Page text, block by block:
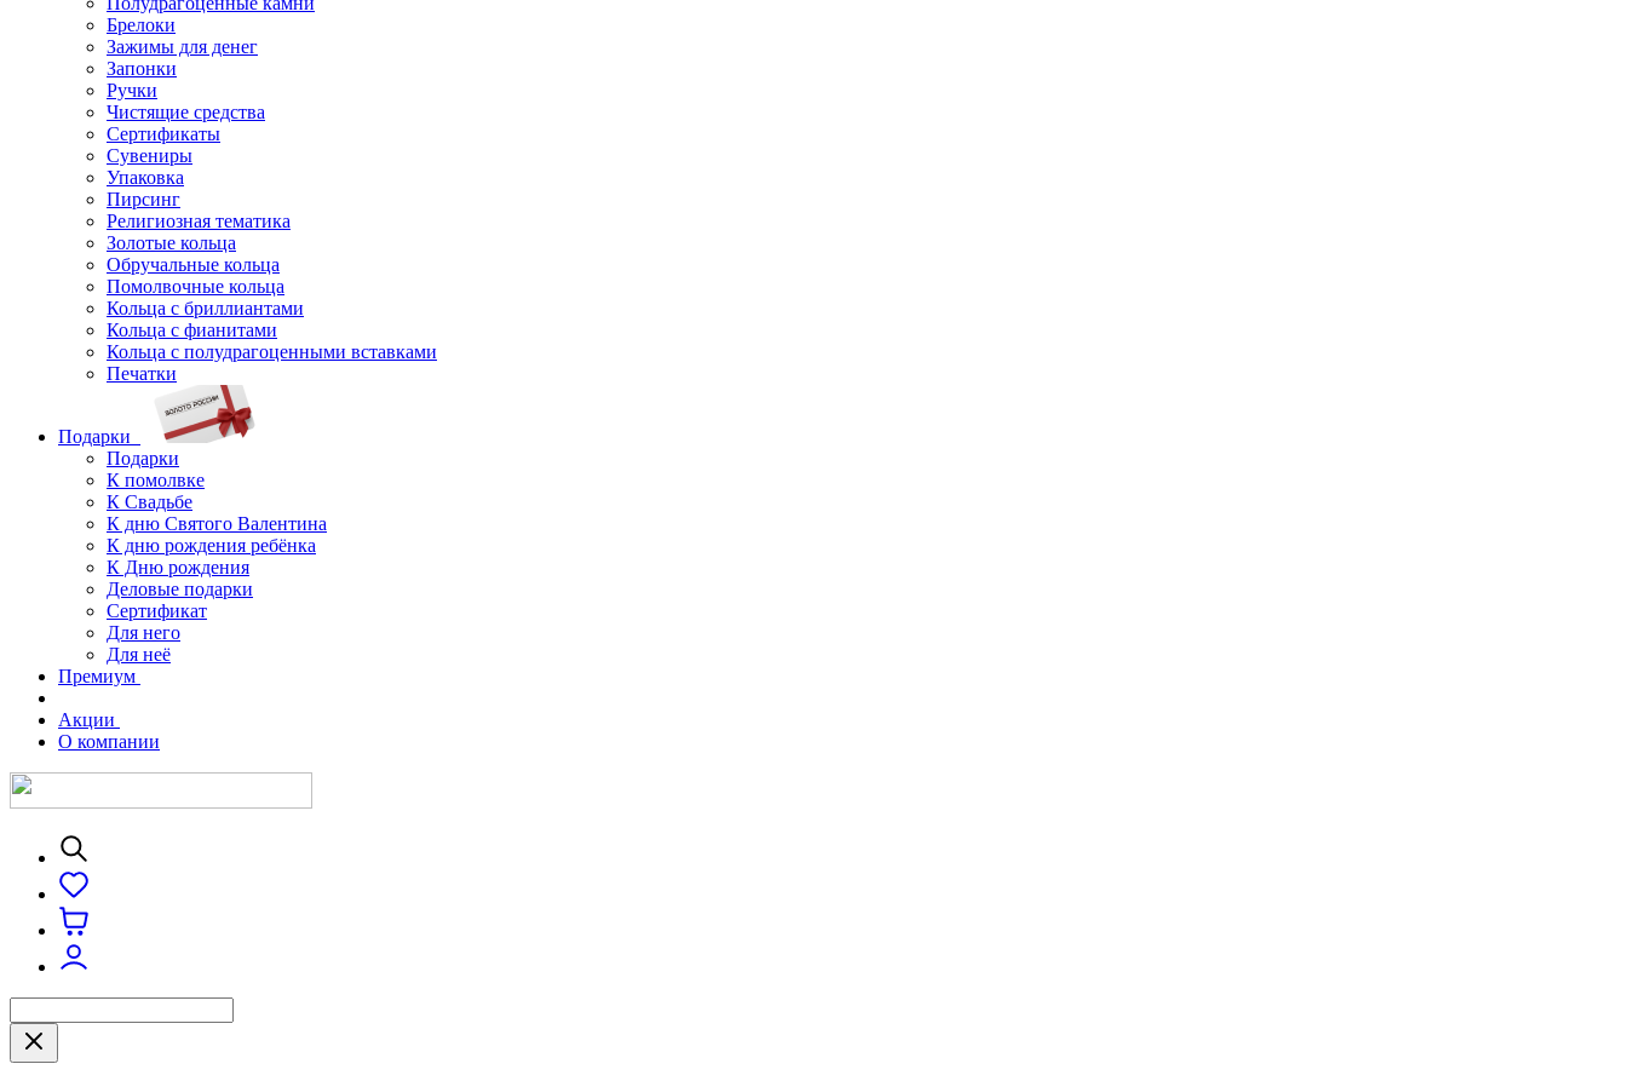
Брелоки
Зажимы для денег
Запонки
Ручки
Чистящие средства
Сертификаты
Сувениры
Упаковка
Пирсинг
Религиозная тематика
Золотые кольца
Обручальные кольца
Помолвочные кольца
Кольца с бриллиантами
Кольца с фианитами
Кольца с полудрагоценными вставками
Печатки
Подарки
Подарки
К помолвке
К Свадьбе
К дню Святого Валентина
К дню рождения ребёнка
К Дню рождения
Деловые подарки
Сертификат
Для него
Для неё
Премиум
Акции
О компании